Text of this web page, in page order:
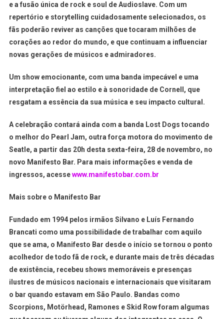
e a fusão única de rock e soul de Audioslave. Com um
repertório e storytelling cuidadosamente selecionados, os
fãs poderão reviver as canções que tocaram milhões de
corações ao redor do mundo, e que continuam a influenciar
novas gerações de músicos e admiradores.
Um show emocionante, com uma banda impecável e uma
interpretação fiel ao estilo e à sonoridade de Cornell, que
resgatam a essência da sua música e seu impacto cultural.
A celebração contará ainda com a banda Lost Dogs tocando
o melhor do Pearl Jam, outra força motora do movimento de
Seatle, a partir das 20h desta sexta-feira, 28 de novembro, no
novo Manifesto Bar. Para mais informações e venda de
ingressos, acessewww.manifestobar.com.br
Mais sobre o Manifesto Bar
Fundado em 1994 pelos irmãos Silvano e Luís Fernando
Brancati como uma possibilidade de trabalhar com aquilo
que se ama, o Manifesto Bar desde o início se tornou o ponto
acolhedor de todo fã de rock, e durante mais de três décadas
de existência, recebeu shows memoráveis e presenças
ilustres de músicos nacionais e internacionais que visitaram
o bar quando estavam em São Paulo. Bandas como
Scorpions, Motörhead, Ramones e Skid Row foram algumas